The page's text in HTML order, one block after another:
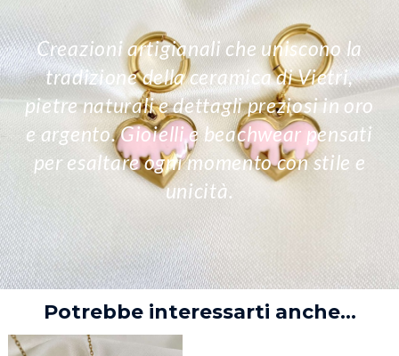
Creazioni artigianali che uniscono la
tradizione della ceramica di Vietri,
pietre naturali e dettagli preziosi in oro
e argento. Gioielli e beachwear pensati
per esaltare ogni momento con stile e
unicità.
Potrebbe interessarti anche...